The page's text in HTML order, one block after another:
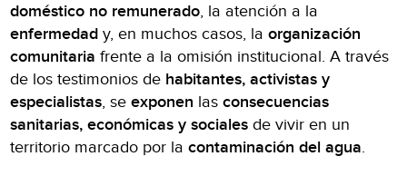
doméstico no remunerado, la atención a la
enfermedad y, en muchos casos, laorganización
comunitaria frente a la omisión institucional. A través
de los testimonios de habitantes, activistas y
especialistas, seexponen lasconsecuencias
sanitarias, económicas y sociales de vivir en un
territorio marcado por lacontaminación del agua.